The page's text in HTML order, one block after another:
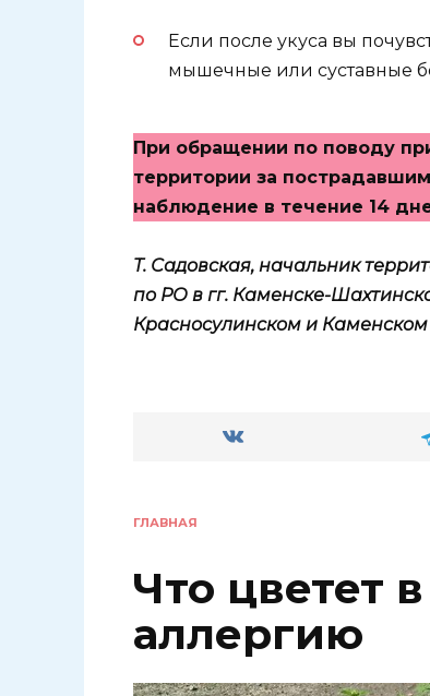
Если после укуса вы
мышечные или суставные
При обращении по поводу
территории за
наблюдение в течение 14
Т. Садовская, начальник
по РО в гг. Каменске-
Красносулинском и
ГЛАВНАЯ
Что цветет
аллергию